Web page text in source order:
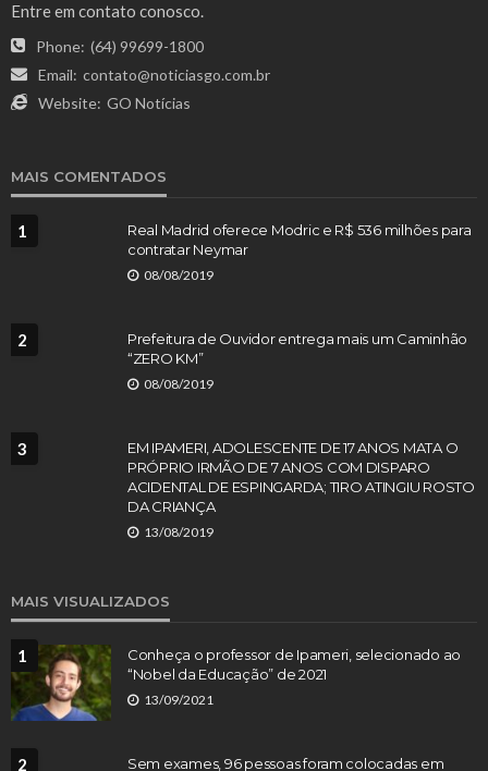
Entre em contato conosco.
Phone: (64) 99699-1800
Email: contato@noticiasgo.com.br
Website: GO Notícias
MAIS COMENTADOS
1
Real Madrid oferece Modric e R$ 536 milhões para
contratar Neymar
08/08/2019
2
Prefeitura de Ouvidor entrega mais um Caminhão
“ZERO KM”
08/08/2019
3
EM IPAMERI, ADOLESCENTE DE 17 ANOS MATA O
PRÓPRIO IRMÃO DE 7 ANOS COM DISPARO
ACIDENTAL DE ESPINGARDA; TIRO ATINGIU ROSTO
DA CRIANÇA
13/08/2019
MAIS VISUALIZADOS
1
Conheça o professor de Ipameri, selecionado ao
“Nobel da Educação” de 2021
13/09/2021
2 Sem exames, 96 pessoas foram colocadas em